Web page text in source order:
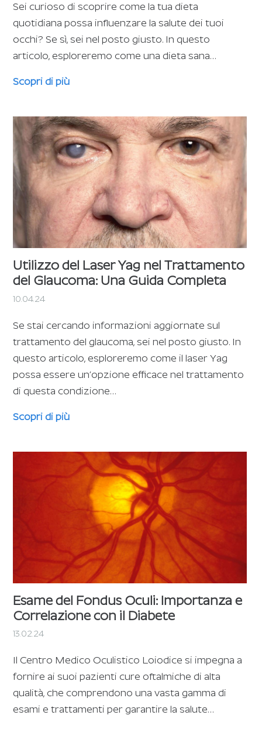
Sei curioso di scoprire come la tua dieta
quotidiana possa influenzare la salute dei tuoi
occhi? Se sì, sei nel posto giusto. In questo
articolo, esploreremo come una dieta sana…
Scopri di più
Utilizzo del Laser Yag nel Trattamento
del Glaucoma: Una Guida Completa
10.04.24
Se stai cercando informazioni aggiornate sul
trattamento del glaucoma, sei nel posto giusto. In
questo articolo, esploreremo come il laser Yag
possa essere un’opzione efficace nel trattamento
di questa condizione…
Scopri di più
Esame del Fondus Oculi: Importanza e
Correlazione con il Diabete
13.02.24
Il Centro Medico Oculistico Loiodice si impegna a
fornire ai suoi pazienti cure oftalmiche di alta
qualità, che comprendono una vasta gamma di
esami e trattamenti per garantire la salute…